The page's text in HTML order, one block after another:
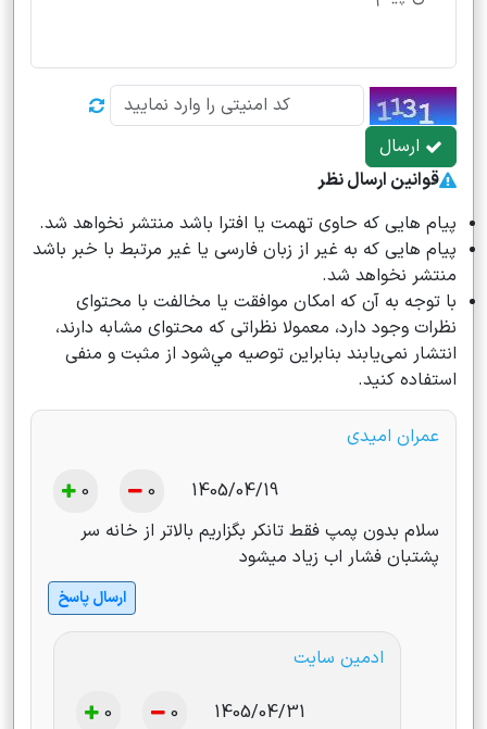
ارسال
قوانین ارسال نظر
پیام هایی که حاوی تهمت یا افترا باشد منتشر نخواهد شد.
پیام هایی که به غیر از زبان فارسی یا غیر مرتبط با خبر باشد
منتشر نخواهد شد.
با توجه به آن که امکان موافقت یا مخالفت با محتوای
نظرات وجود دارد، معمولا نظراتی که محتوای مشابه دارند،
انتشار نمی‌یابند بنابراین توصيه مي‌شود از مثبت و منفی
استفاده کنید.
عمران امیدی
1405/04/19
0
0
سلام بدون پمپ فقط تانکر بگزاریم بالاتر از خانه سر
پشتبان فشار اب زیاد میشود
ارسال پاسخ
ادمین سایت
1405/04/31
0
0